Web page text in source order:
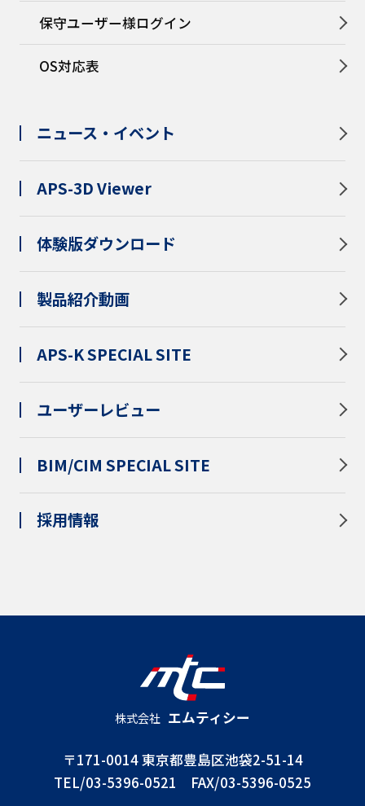
保守ユーザー様ログイン
OS対応表
ニュース・イベント
APS-3D Viewer
体験版ダウンロード
製品紹介動画
APS-K SPECIAL SITE
ユーザーレビュー
BIM/CIM SPECIAL SITE
採用情報
株式会社 エムティシー
〒171-0014 東京都豊島区池袋2-51-14
TEL/03-5396-0521 FAX/03-5396-0525